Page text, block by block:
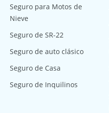
Seguro para Motos de
Nieve
Seguro de SR-22
Seguro de auto clásico
Seguro de Casa
Seguro de Inquilinos